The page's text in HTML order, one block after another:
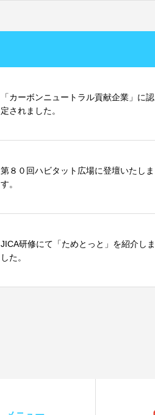
「カーボンニュートラル貢献企業」に認
定されました。
第８０回ハビタット広場に登壇いたしま
す。
JICA研修にて「ためとっと」を紹介しま
した。